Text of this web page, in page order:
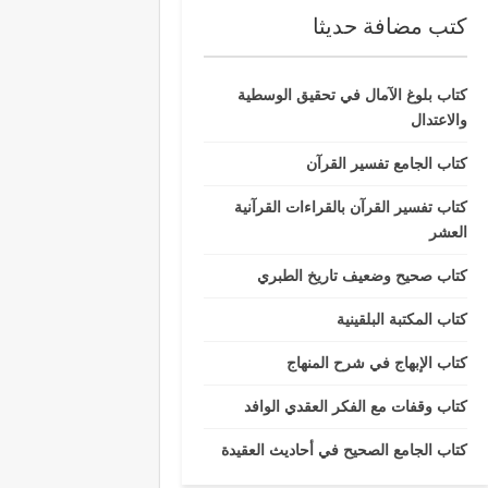
كتب مضافة حديثا
كتاب بلوغ الآمال في تحقيق الوسطية
والاعتدال
كتاب الجامع تفسير القرآن
كتاب تفسير القرآن بالقراءات القرآنية
العشر
كتاب صحيح وضعيف تاريخ الطبري
كتاب المكتبة البلقينية
كتاب الإبهاج في شرح المنهاج
كتاب وقفات مع الفكر العقدي الوافد
كتاب الجامع الصحيح في أحاديث العقيدة